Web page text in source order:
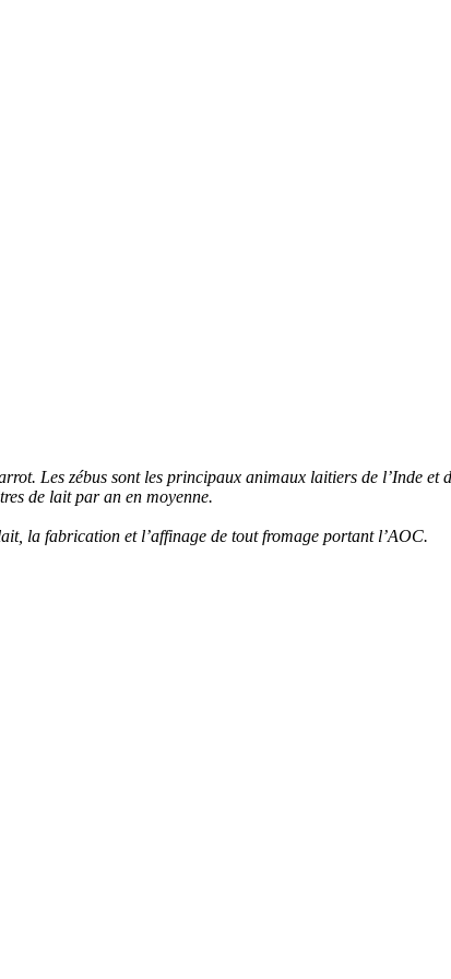
Les zébus sont les principaux animaux laitiers de l’Inde et
de lait par an en moyenne.
la fabrication et l’affinage de tout fromage portant l’AOC.